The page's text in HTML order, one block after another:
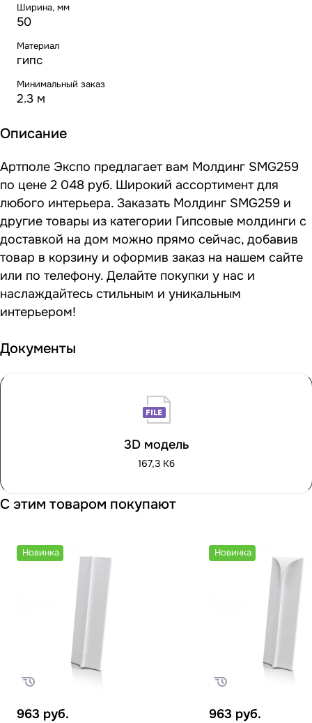
Ширина, мм
50
Материал
гипс
Минимальный заказ
2.3 м
Описание
Артполе Экспо предлагает вам Молдинг SMG259
по цене 2 048 руб. Широкий ассортимент для
любого интерьера. Заказать Молдинг SMG259 и
другие товары из категории Гипсовые молдинги с
доставкой на дом можно прямо сейчас, добавив
товар в корзину и оформив заказ на нашем сайте
или по телефону. Делайте покупки у нас и
наслаждайтесь стильным и уникальным
интерьером!
Документы
3D модель
167,3 Кб
С этим товаром покупают
Новинка
963 руб.
Новинка
963 руб.